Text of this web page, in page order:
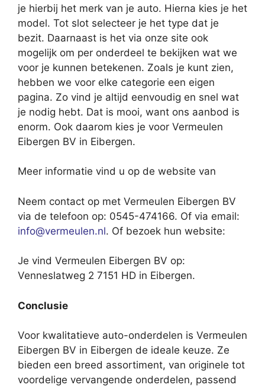
je hierbij het merk van je auto. Hierna kies je het
model. Tot slot selecteer je het type dat je
bezit. Daarnaast is het via onze site ook
mogelijk om per onderdeel te bekijken wat we
voor je kunnen betekenen. Zoals je kunt zien,
hebben we voor elke categorie een eigen
pagina. Zo vind je altijd eenvoudig en snel wat
je nodig hebt. Dat is mooi, want ons aanbod is
enorm. Ook daarom kies je voor Vermeulen
Eibergen BV in Eibergen.
Meer informatie vind u op de website van
Neem contact op met Vermeulen Eibergen BV
via de telefoon op: 0545-474166. Of via email:
info@vermeulen.nl. Of bezoek hun website:
Je vind Vermeulen Eibergen BV op:
Venneslatweg 2 7151 HD in Eibergen.
Conclusie
Voor kwalitatieve auto-onderdelen is Vermeulen
Eibergen BV in Eibergen de ideale keuze. Ze
bieden een breed assortiment, van originele tot
voordelige vervangende onderdelen, passend